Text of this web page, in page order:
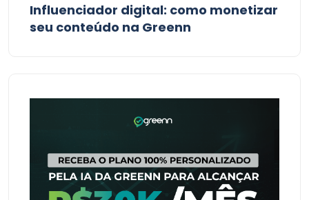
Influenciador digital: como monetizar
seu conteúdo na Greenn